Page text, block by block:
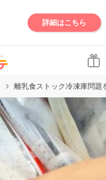
詳細はこちら
離乳食ストック冷凍庫問題